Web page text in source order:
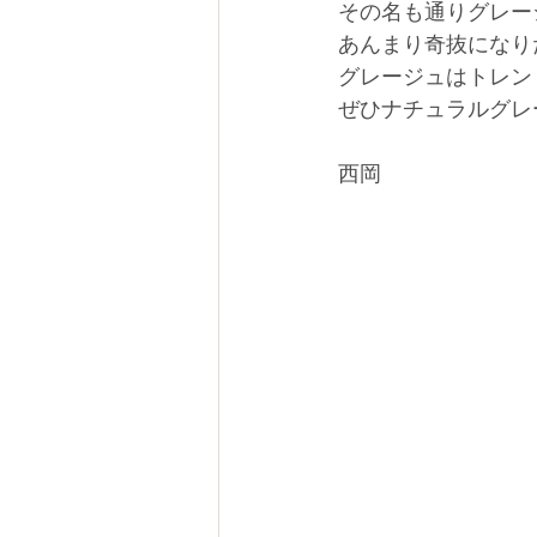
その名も通りグレ
あんまり奇抜にな
グレージュはトレ
ぜひナチュラルグ
西岡